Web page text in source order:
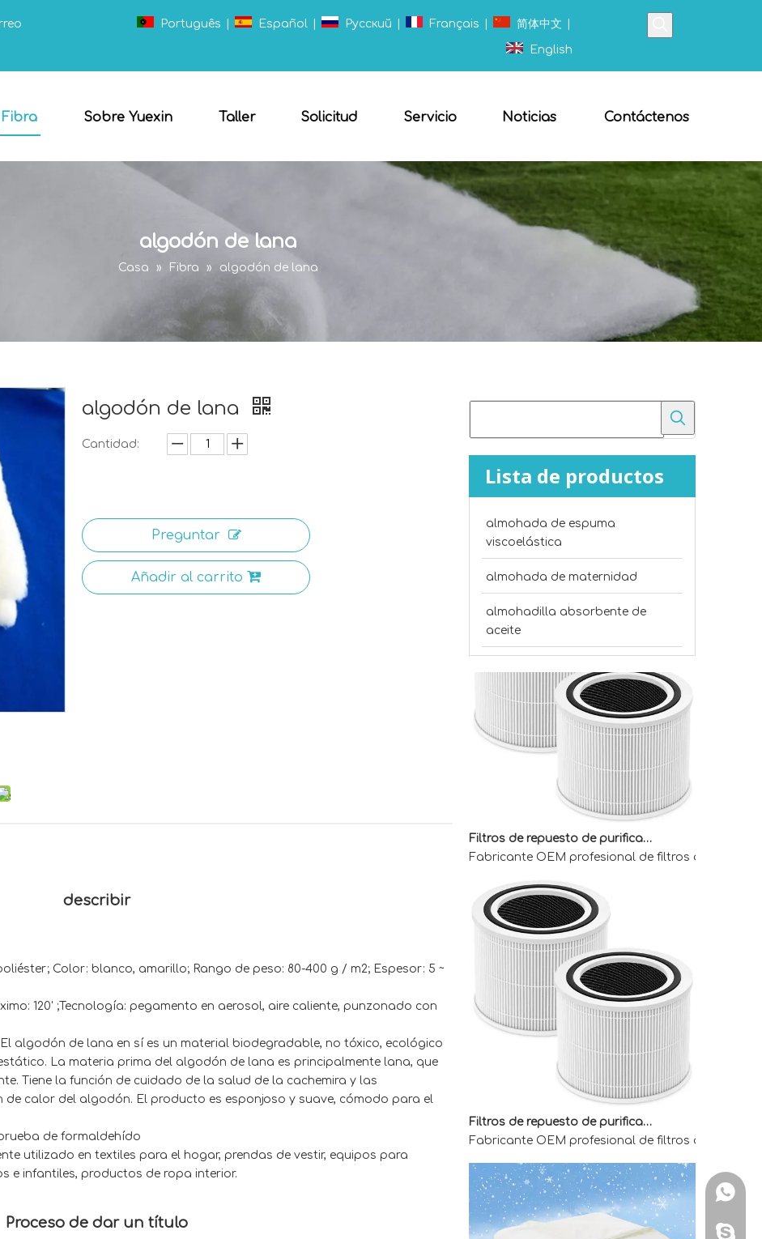
Português Español Pусский Français 简体中文
English
Fibra Sobre Yuexin Taller Solicitud Servicio Noticias Contáctenos
algodón de lana
Casa » Fibra » algodón de lana
algodón de lana
Cantidad:
Preguntar
Añadir al carrito
describir
Color: blanco, amarillo; Rango de peso: 80-400 g / m2; Espesor: 5 ~
;Tecnología: pegamento en aerosol, aire caliente, punzonado con
de lana en sí es un material biodegradable, no tóxico, ecológico
La materia prima del algodón de lana es principalmente lana, que
Tiene la función de cuidado de la salud de la cachemira y las
calor del algodón. El producto es esponjoso y suave, cómodo para el
de formaldehído
utilizado en textiles para el hogar, prendas de vestir, equipos para
e infantiles, productos de ropa interior.
Proceso de dar un título
Lista de productos
almohada de espuma
viscoelástica
almohada de maternidad
almohadilla absorbente de
aceite
Compare el fieltro punzonado con el algodón
Fabricante OEM profesional de filtros de
Fabricante OEM profesional de filtros de
Skype: